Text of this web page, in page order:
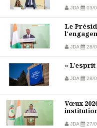
JDA 03/
Le
JDA 28/
«
JDA 28/
Vœux
JDA 27/